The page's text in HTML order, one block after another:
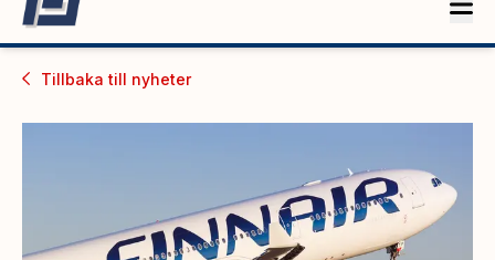
Tillbaka till nyheter